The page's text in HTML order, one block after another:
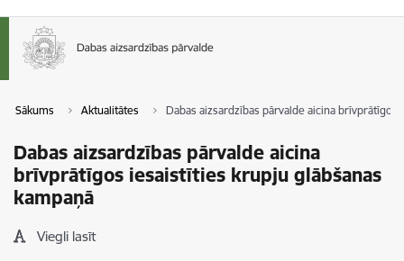
Sākums Aktualitātes Dabas aizsardzības pārvalde aicina
Dabas aizsardzības pārvalde aicina
brīvprātīgos iesaistīties krupju glābšanas
kampaņā
Viegli lasīt